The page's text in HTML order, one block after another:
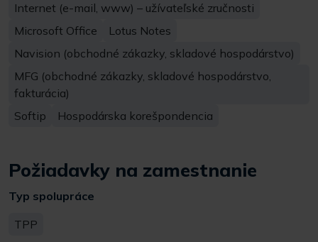
Internet (e-mail, www) – užívateľské zručnosti
Microsoft Office
Lotus Notes
Navision (obchodné zákazky, skladové hospodárstvo)
MFG (obchodné zákazky, skladové hospodárstvo,
fakturácia)
Softip
Hospodárska korešpondencia
Požiadavky na zamestnanie
Typ spolupráce
TPP